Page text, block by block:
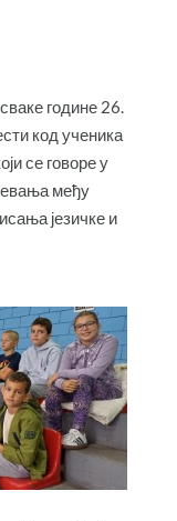
године 26.
код ученика
се говоре у
међу
језичке и